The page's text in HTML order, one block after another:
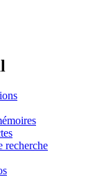
recherche